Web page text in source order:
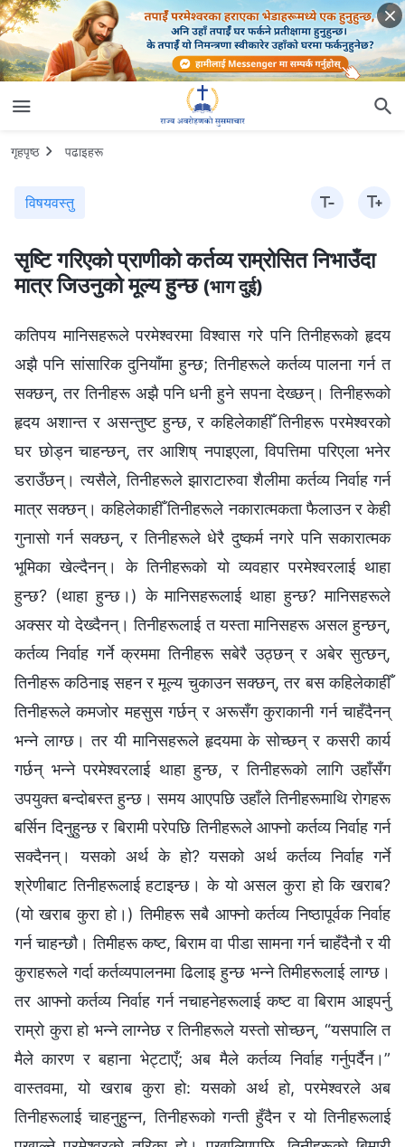
गृहपृष्ठ पढाइहरू
विषयवस्तु
सृष्टि गरिएको प्राणीको कर्तव्य राम्रोसित निभाउँदा
मात्र जिउनुको मूल्य हुन्छ (भाग दुई)
कतिपय मानिसहरूले परमेश्‍वरमा विश्‍वास गरे पनि तिनीहरूको हृदय अझै पनि सांसारिक दुनियाँमा हुन्छ; तिनीहरूले कर्तव्य पालना गर्न त सक्छन्, तर तिनीहरू अझै पनि धनी हुने सपना देख्छन्। तिनीहरूको हृदय अशान्त र असन्तुष्ट हुन्छ, र कहिलेकाहीँ तिनीहरू परमेश्‍वरको घर छोड्न चाहन्छन्, तर आशिष् नपाइएला, विपत्तिमा परिएला भनेर डराउँछन्। त्यसैले, तिनीहरूले झाराटारुवा शैलीमा कर्तव्य निर्वाह गर्न मात्र सक्छन्। कहिलेकाहीँ तिनीहरूले नकारात्मकता फैलाउन र केही गुनासो गर्न सक्छन्, र तिनीहरूले धेरै दुष्कर्म नगरे पनि सकारात्मक भूमिका खेल्दैनन्। के तिनीहरूको यो व्यवहार परमेश्‍वरलाई थाहा हुन्छ? (थाहा हुन्छ।) के मानिसहरूलाई थाहा हुन्छ? मानिसहरूले अक्सर यो देख्दैनन्। तिनीहरूलाई त यस्ता मानिसहरू असल हुन्छन्, कर्तव्य निर्वाह गर्ने क्रममा तिनीहरू सबेरै उठ्छन् र अबेर सुत्छन्, तिनीहरू कठिनाइ सहन र मूल्य चुकाउन सक्छन्, तर बस कहिलेकाहीँ तिनीहरूले कमजोर महसुस गर्छन् र अरूसँग कुराकानी गर्न चाहँदैनन् भन्‍ने लाग्छ। तर यी मानिसहरूले हृदयमा के सोच्छन् र कसरी कार्य गर्छन् भन्‍ने परमेश्‍वरलाई थाहा हुन्छ, र तिनीहरूको लागि उहाँसँग उपयुक्त बन्दोबस्त हुन्छ। समय आएपछि उहाँले तिनीहरूमाथि रोगहरू बर्सिन दिनुहुन्छ र बिरामी परेपछि तिनीहरूले आफ्नो कर्तव्य निर्वाह गर्न सक्दैनन्। यसको अर्थ के हो? यसको अर्थ कर्तव्य निर्वाह गर्ने श्रेणीबाट तिनीहरूलाई हटाइन्छ। के यो असल कुरा हो कि खराब? (यो खराब कुरा हो।) तिमीहरू सबै आफ्नो कर्तव्य निष्ठापूर्वक निर्वाह गर्न चाहन्छौ। तिमीहरू कष्ट, बिराम वा पीडा सामना गर्न चाहँदैनौ र यी कुराहरूले गर्दा कर्तव्यपालनमा ढिलाइ हुन्छ भन्‍ने तिमीहरूलाई लाग्छ। तर आफ्नो कर्तव्य निर्वाह गर्न नचाहनेहरूलाई कष्ट वा बिराम आइपर्नु राम्रो कुरा हो भन्‍ने लाग्नेछ र तिनीहरूले यस्तो सोच्छन्, “यसपालि त मैले कारण र बहाना भेट्टाएँ; अब मैले कर्तव्य निर्वाह गर्नुपर्दैन।” वास्तवमा, यो खराब कुरा हो: यसको अर्थ हो, परमेश्‍वरले अब तिनीहरूलाई चाहनुहुन्‍न, तिनीहरूको गन्ती हुँदैन र यो तिनीहरूलाई पखाल्ने परमेश्‍वरको तरिका हो। पखालिएपछि, तिनीहरूको बिमारी अचानक हराउन पनि सक्छ, र निको भएपछि तिनीहरू काममा जानेछन् र पैसा कमाउनेछन्, अनि आफ्नै जीवन जिउनेछन् र धनसम्पत्ति थुपार्नेछन्। परमेश्‍वरले यसप्रकारको व्यक्तिलाई चाहनुहुन्‍न—परमेश्‍वरले कुनै व्यक्तिलाई अबउप्रान्त नचाहनुको अर्थ के हो? यसको अर्थ यो व्यक्तिको कुनै परिणाम हुँदैन; ऊ परमेश्‍वरको नजरबाट ओझेल भएको छ, र ऊसँग अब मुक्ति पाउने कुनै मौका छैन। परमेश्‍वरले पूर्वनिर्धारित गरी उसलाई छान्नुभएको थियो, तर अबदेखि उसलाई तिरस्कार गर्नुहुन्छ; उहाँ यसप्रकारको व्यक्तिलाई मुक्ति नदिने, बरु आफ्नो घरबाट हटाउने निर्णय गर्नुहुन्छ। यसप्रकारको व्यक्तिले परमेश्‍वरबाट कहिल्यै मुक्ति पाउनेछैन। यसउप्रान्त उसले मुक्तिको सबै मौका गुमाइसकेको छ। उसले जे गरे पनि वा जसरी व्यवहार गरे पनि, परमेश्‍वरले अब उसलाई चाहनुहुन्‍न। यदि परमेश्‍वरले कुनै व्यक्तिलाई अबउप्रान्त चाहनुहुन्‍न भने, के यो नै अन्त्य त होइन? यो व्यक्तिको कथा अझै सकिएको छैन। परमेश्‍वरले कुनै व्यक्तिलाई चुन्नुअघि ऊ शैतानको शक्तिअन्तर्गत जिउँछ। परमेश्‍वरले उसलाई चुनेपछि ऊ परमेश्‍वरको घरमा आउँछ र उहाँको रेखदेख र संरक्षणमा जिउँछ। जब उसले परमेश्‍वरको प्रतिरोध गरी उहाँलाई धोका दिन्छ र परमेश्‍वरले उसलाई हटाउनुहुन्छ, तब ऊ कहाँ फर्कन्छ? (शैतानको शक्तिमा।) ऊ फेरि शैतानको शक्तिमा फर्कन्छ। यसको अर्थ परमेश्‍वरले उसलाई फेरि यसो भन्दै शैतानको हातमा सुम्पनुभएको छ, “म अब यो व्यक्तिलाई चाहन्‍नँ। यसले सत्यता स्विकार्दैन; म यसलाई तेरो हातमा दिन्छु,” र उसलाई शैतानले लिन्छ। त्यो व्यक्ति शैतानकहाँ फर्कन्छ र ऊसँग अब मुक्तिको कुनै मौका हुँदैन। परमेश्‍वरले कुनै व्यक्तिलाई शैतानको हातमा फिर्ता दिनुहुँदा, त्यो व्यक्तिले के गुमाउँछ? ऊमाथि कस्तो दुष्परिणाम र अन्त्य आइपर्नेछ? तिमीहरू यसबारे स्पष्ट हुनुपर्छ। परमेश्‍वरबाट हटाइनु सामान्य कुरा होइन, र यो अवस्था व्यक्तिको क्षणिक अपराधको कारणले आएको पक्कै होइन, किनभने परमेश्‍वरले हदैसम्म मानिसलाई मुक्ति दिनुहुन्छ र कसैलाई पनि सजिलै हटाउनुहुन्‍न। परमेश्‍वरले कुनै व्यक्तिलाई चुन्नुहुँदा, त्यो व्यक्तिले उहाँबाट के प्राप्त गर्छ? (मुक्ति पाउने मौका।) अरू के प्राप्त गर्छ? (सत्यता प्राप्त गर्छ।) हो, परमेश्‍वरको मुक्ति पाउन स्वाभाविक रूपमै उसले सत्यता प्राप्त गर्नुपर्छ। जब परमेश्‍वरले कुनै व्यक्तिलाई चुन्नुहुन्छ र उसलाई शैतानको शक्तिबाट आफ्नो घरमा ल्याउनुहुन्छ, तब के शैतानले परमेश्‍वरसामु कुनै सर्त राख्ने हिम्मत गर्छ? त्यसले कुनै सर्त राख्ने हिम्मत गर्दैन, न त कुनै कुरा भन्‍ने नै हिम्मत गर्दछ। यदि परमेश्‍वरले “यो व्यक्ति मेरो हो, तँलाई अबउप्रान्त यसलाई छुने अनुमति छैन” भनी भन्‍नुभयो भने शैतानले आज्ञापालन गर्दै त्यो व्यक्तिलाई छोडिदिन्छ। त्यो व्यक्तिको गाँस, बास, कपास, यातायात र हरेक चाल परमेश्‍वरको रेखदेख र नजरमा हुन्छ, र परमेश्‍वरको अनुमतिबिना शैतानले त्यो व्यक्तिलाई फेरि छुने हिम्मत गर्नेछैन। यसको तात्पर्य के हो? यसको तात्पर्य त्यो व्यक्ति पूर्णतया परमेश्‍वरको रेखदेख र संरक्षणमा जिउँछ, र बाह्य शक्तिबाट हुने हस्तक्षेप वा अतिक्रमण हुँदैन, र उसको दैनिक सुख, दुःख र पीडा सबै परमेश्‍वरको छानबिनमा, र उहाँको रेखदेख र संरक्षणमा हुन्छन्। कुनै विपत्ति वा आपत् आइपरेमा परमेश्‍वरले उसलाई त्यसबाट बचाउनुहुनेछ र ऊ सकुशल हुनेछ; जबकि गैरविश्‍वासीहरू र परमेश्‍वरले नचुन्‍नुभएका मानिसहरूले जुन नियति भोग्नुपर्ने हो त्यही नियति भोग्नेछन्। तिनीहरू मर्नुपर्नेछ भने मर्नेछन्; विपत्तिमा पर्नुपर्नेछ भने विपत्तिमा पर्नेछन्। कुनै व्यक्तिले पनि यो कुरा बदल्न सक्दैन र कुनै व्यक्तिले पनि अर्को कसैलाई बचाउन सक्दैन। जब विपत्तिहरू आइपर्छन्, ती धेरै मानिसमाथि बर्सिनेछन्; तर ती विपत्ति तँमाथि कसरी बर्सिएनन्? यो परमेश्‍वरको संरक्षण हो। न त शैतानले, न त ससाना पिशाचहरूले, न त दुष्टात्माहरूले नै तँलाई छुने आँट गर्छन्। जब तिनीहरू तँतिर आउँछन्, तब अगाडिको निषेधित क्षेत्रले तिनीहरूलाई छेकेजस्तो हुन्छ, लाग्छ तिनीहरूले “यो व्यक्तिलाई नछुनू,” भन्‍ने शब्दहरू देखिरहेका छन्, लाग्छ तिनीहरूले स्वर्गको आदेश देखिरहेका छन्, अनि तिनीहरूले तँलाई छुने आँट गर्दैनन्, र तँ सुरक्षित हुन्छस्। तैँले यी वर्षमा धेरै राम्रो जीवन जिएको छस्, सबै कुरा राम्रो भएको छ र तैँले आफ्नो कर्तव्य सामान्य रूपमा निर्वाह गर्न सकेको छस्—यो त व्यक्तिले परमेश्‍वरको हातबाट संरक्षण पाइरहेको कुरा हो। तर मैले भर्खरै बताएको व्यक्तिले परमेश्‍वरको संरक्षण पाएपछि, न त यसलाई महसुस गर्छ, न त यसबारे आफूलाई सचेत नै बनाउँछ। बरु उसले यसो भन्छ, “यतिका वर्षसम्म म शान्तिले जिउन पाएको अनि त्यो शैतान र ती ससाना पिशाचहरू मबाट पर बसेको त सायद संयोग वा सौभाग्यले गर्दा हो।” यो व्यक्तिले यो भन्दैन कि त्यो परमेश्‍वरको संरक्षण थियो, न त उसलाई परमेश्‍वरको प्रेम र अनुग्रहको ऋण चुक्ता गर्नुपर्छ भन्‍ने नै थाहा हुन्छ। उसले आफ्नो कर्तव्य राम्ररी गर्दैन, बरु बाधा र अवरोध उत्पन्न गर्छ र खराब काम मात्र गर्छ। परमेश्‍वरले उसको निरन्तरको व्यवहार हेर्नुहुन्छ, उसको अन्तर्मन छानबिन गर्नुहुन्छ र उसलाई धेरै वर्षसम्म समय र अवसर दिनुहुन्छ, तैपनि उसले पश्‍चात्ताप गर्दैन। त्यसैले, परमेश्‍वरले यो व्यक्तिलाई मुक्ति दिन सकिँदैन भनेर भन्‍नुहुन्छ र अन्ततः उसलाई शैतानलाई नै फिर्ता दिने निर्णय गर्नुहुन्छ। यो व्यक्ति बेकारको हुन्छ र परमेश्‍वरले अबउप्रान्त उसलाई चाहनुहुन्‍न। परमेश्‍वरले यस व्यक्तिलाई हटाउँदा को सबभन्दा बढी खुसी हुन्छ? शैतान सबभन्दा बढी खुसी हुन्छ र त्यसले भन्छ, “मेरो शिविरमा अर्को सानो पिशाच, अर्को सहयोगी हुनु, कस्तो राम्रो कुरो”। सरल मनको र डराउन नजान्ने त्यो व्यक्ति यसरी शैतानको अँगालोमा फर्किन्छ। अनि, शैतानले उसलाई के गर्छ? (कुल्चिन्छ र हानि पुर्‍याउँछ।) शैतान मानिसहरूलाई हानि गर्न यति सिपालु छ कि तिनीहरूमध्ये कोही पिशाचको वशमा पर्छन्, कसैलाई अनौठो रोग लाग्छ र कोही अचानक असामान्य व्यवहार देखाउँदै पागलझैँ पैशाचिक रूप देखाउँछन्। शैतानले प्रायः यसरी नै मानिसहरूलाई हानि गर्छ र निल्छ। यो शैतानको व्यवहारको प्रकृति हो: त्यसले चलाकी र दुष्टता अपनाउँछ, मानिसहरूलाई लोभ्याएर वशमा पार्न, हानि गर्न र निल्न विभिन्न विधिहरू प्रयोग गर्छ। के मानिसहरूलाई हानि गर्ने शैतानका विधिहरू यतिमै सीमित हुन्छन् त? पक्कै हुँदैनन्। मानिसहरूले भनेजस्तो शैतानले मानिसहरूलाई हानि गर्ने, बरबाद पार्ने र बिगार्ने गरेर मात्र भ्रष्ट बनाउँदैन। त्योसँग अझ धेरै कपटपूर्ण र क्रूर माध्यमहरू हुन्छन्, र भ्रष्ट मानवजातिले ती सबैको प्रत्यक्ष अनुभव गर्छन्। मानिसहरूलाई शैतानको हातमा सुम्पिइएपछि तिनीहरूमध्ये कतिपय अचानक एकदमै चलाख भई चाल चल्न सिपालु बन्छन्; अचानक तिनीहरूको करियरको बाटो अत्यन्तै सरल बन्छ, तिनीहरूको पदोन्नति हुन्छ र तिनीहरू धनी बन्छन्। यो राम्रो कुरा हो कि नराम्रो? (नराम्रो।) मान्छेको नजरमा त यो राम्रो कुरा हो, अनि कसरी यसलाई नराम्रो कुरा मान्‍ने? (ती मानिसहरू शैतानको चालमा परेका छन् र तिनीहरू परमेश्‍वरबाट झन्झन् टाढा हुनेछन्।) तिनीहरू पदोन्नति पाएर धनी हुन्छन् र तिनीहरूको हकमा सबै कुरा राम्रो हुन्छ; चाँडै नै, पैसा, हैसियत र प्रसिद्धि पाएर तिनीहरू ठूलो धनपति बन्छन्। तिनीहरू मज्‍जाले जिउँछन् र पूरै सांसारिक दुनियामा फर्कन्छन्। त्यो समयमा, के तिनीहरूले अझै परमेश्‍वरबारे सोच्न सक्छन्? के तिनीहरू अझै पनि परमेश्‍वरमा विश्‍वास गर्न चाहन्छन्? के तिनीहरूको हृदयमा अझै पनि परमेश्‍वर हुनुहुन्छ? (अहँ।) तिनीहरूले आफूलाई परमेश्‍वरबाट पूर्णतया अलग गरेका र साँचो मार्गबाट टाढा लगेका बरालिएका हुन्छन्, र तिनीहरूलाई शैतानले पूर्ण रूपमा बन्दी बनाएको हुन्छ। तिनीहरू अबउप्रान्त परमेश्‍वरको घरको सदस्य हुँदैनन्; तिनीहरू गैरविश्‍वासी भइसकेका हुन्छन् र यसरी तिनीहरू पूरै बर्बाद हुन्छन्। के यस्ता मानिसहरूले अझै पनि परमेश्‍वरको संरक्षण प्राप्त गर्न सक्छन्? (सक्दैनन्।) सांसारिक दुनियामा र शैतानको शक्तिमा रहँदा तिनीहरू कस्तो अवस्थामा हुन्छन्? हरदिन तिनीहरूलाई आफू बाँच्छु कि मर्छु भन्‍ने थाहा हुँदैन; बाहिर जाँदा कुनै विपत्ति सामना गर्छु वा गर्दिनँ, थाहा हुँदैन; अनि शान्ति वा सुख के हो भन्‍ने पनि थाहा हुँदैन; र तिनीहरूको हृदय त्रास, बेचैनी र डरले भरिएको हुन्छ। परमेश्‍वरलाई धोका दिनुको परिणाम के हुन्छ भन्‍ने तिनीहरूलाई थाहा हुन्छ, त्यसैले तिनीहरू दिनभरि चिन्तित अवस्थामा हुन्छन् तर आफूमाथि कति बेला विपत्ति बर्सिने हो, कति बेला सजाय पाइने हो भन्‍ने तिनीहरूलाई थाहै हुँदैन। परमेश्‍वरले मानिसहरूलाई तिरस्कार गर्दा, तिनीहरूको हृदयमा यस्तै महसुस हुन्छ: तिनीहरू अँध्यारोमा फस्छन्, र तिनीहरूसँग त्यहाँबाट निस्कने बाटो नै हुँदैन, तिनीहरूले चाल्ने हरेक पाइला निकै कठिन र भयावह हुन्छ र तिनीहरूको जीवन निकै पीडादायी हुन्छ। के यी मानिसहरूले प्रसिद्धि र लाभ खोजिहिँडेकोले, सांसारिक दुनियाँ पछ्याएकोले, आरामदायी जीवन जिएकोले र गैरविश्‍वासीहरूको मार्ग अपनाएकोले, तिनीहरूको जीवन पीडादायी भएको हो भन्‍ने तँलाई लाग्छ? होइन। यो परमेश्‍वरले तिनीहरूलाई त्याग्‍नुभएपछि त्यसउप्रान्त तिनीहरूको रेखदेख नगर्नुभएकोले भएको हो। परमेश्‍वरको संरक्षण र रेखदेखबिना तिनीहरू शैतानको शक्तिमा रहेका मानिसहरू बन्छन् र तिनीहरू तुरुन्तै अन्धकारमा खस्छन्। अन्धकारमा खसेपछि मानिसहरूले महसुस गर्ने पहिलो कुरा भनेको तिनीहरूको हृदयमा शान्ति नहुनु र तिनीहरूलाई परमेश्‍वरको उपस्थिति महसुस हुन छोड्नु हो। तिनीहरूलाई यो संसार आतङ्क, जालझेल, धोकाधडी र खतराले भरिएको छ र जीवन त झन् धेरै कठिन छ भन्‍ने लाग्छ। के यो संसारमा तिनीहरूको के हैसियत छ भन्‍ने कुराले कुनै फरक पार्छ? के तिनीहरू कति सक्षम वा शक्तिशाली छन् भन्‍ने कुराले कुनै फरक पार्छ? पार्दैन। परम